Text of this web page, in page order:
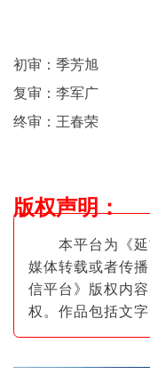
初审：季芳旭
复审：李军广
终审：王春荣
版权声明：
本平台为《延
媒体转载或者传
信平台》版权内
权。作品包括文